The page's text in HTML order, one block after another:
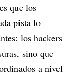
que los
pista lo
los hackers
sino que
a nivel